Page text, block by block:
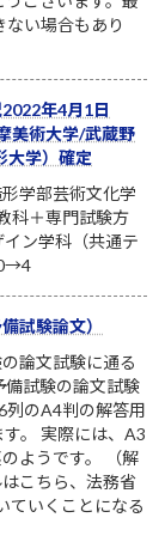
い場合もあり
年4月1日
美術大学/武蔵野
大学）確定
学部芸術文化学
科＋専門試験方
ン学科（共通テ
試験論文）
論文試験に通る
備試験の論文試験
列のA4判の解答用
。 実際には、A3
ようです。 （解
こちら、法務省
ていくことになる